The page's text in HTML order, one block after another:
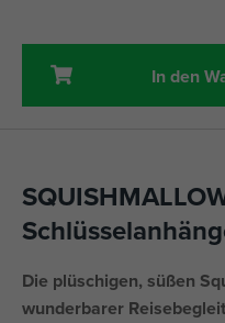
In den
Die plüschigen, süßen
wunderbarer